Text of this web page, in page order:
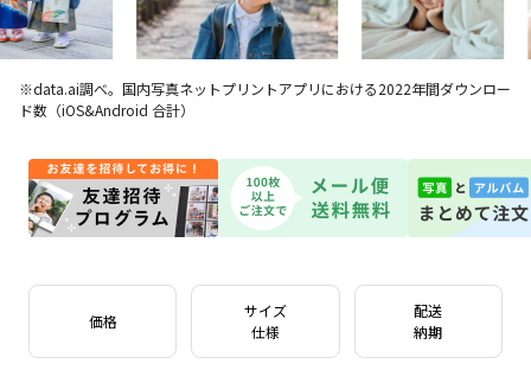
※data.ai調べ。国内写真ネットプリントアプリにおける2022年間ダウンロー
ド数（iOS&Android 合計）
価格
サイズ
仕様
配送
納期